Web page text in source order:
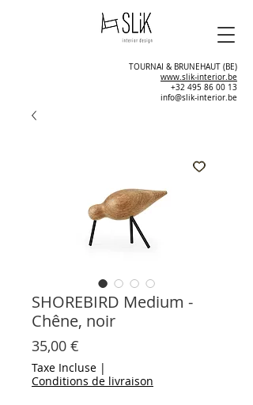
TOURNAI & BRUNEHAUT (BE)
www.slik-interior.be
+32 495 86 00 13
info@slik-interior.be
SHOREBIRD Medium -
Chêne, noir
35,00 €
Taxe Incluse |
Conditions de livraison